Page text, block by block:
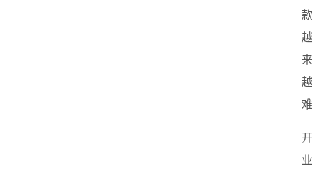
款
越
来
越
难
开
业